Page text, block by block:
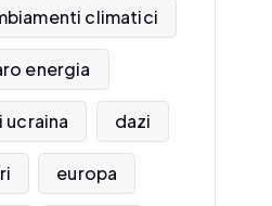
climatici
energia
ucraina dazi
europa